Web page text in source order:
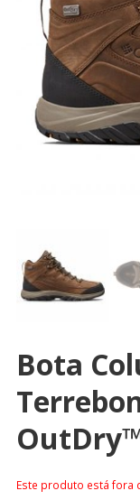
Bota
Este produto está fora